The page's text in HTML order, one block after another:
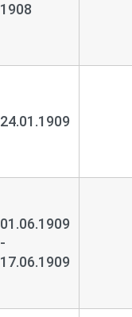
1908
24.01.1909
01.06.1909
-
17.06.1909